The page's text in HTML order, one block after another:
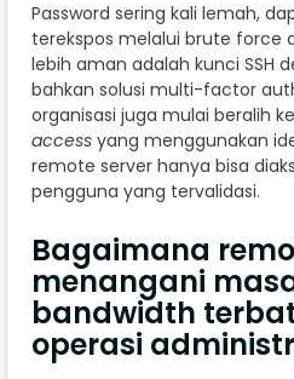
Password sering kali lemah,
terekspos melalui brute force
lebih aman adalah kunci SSH
bahkan solusi multi-factor
organisasi juga mulai beralih
access yang menggunakan
remote server hanya bisa
pengguna yang tervalidasi.
Bagaimana
menangani
bandwidth
operasi